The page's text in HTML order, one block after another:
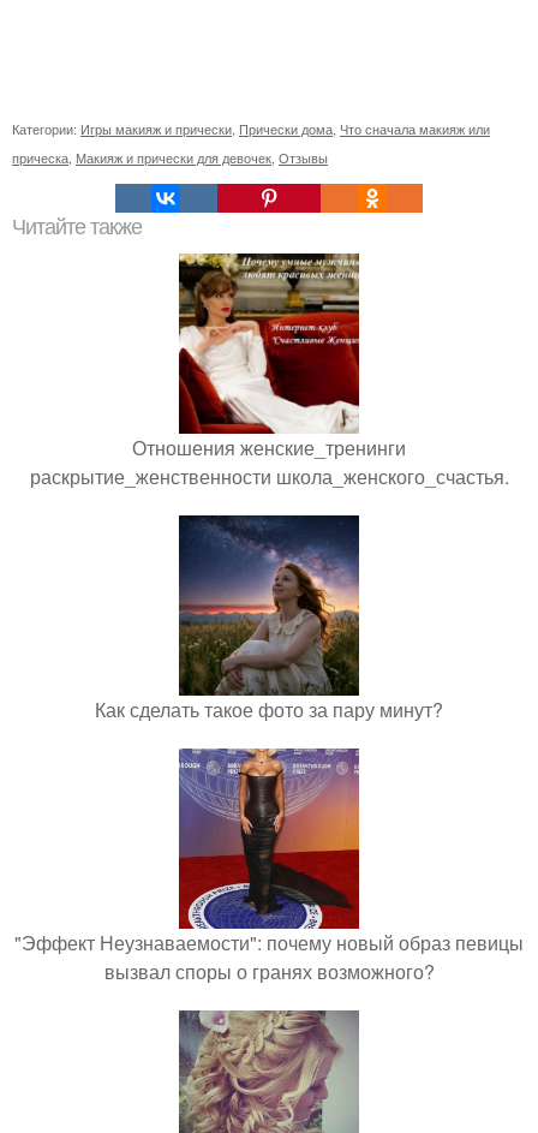
Категории: Игры макияж и прически Прически дома Что сначала макияж или
прическа Макияж и прически для девочек Отзывы
Читайте также
Отношения женские_тренинги
раскрытие_женственности школа_женского_счастья.
Как сделать такое фото за пару минут?
"Эффект Неузнаваемости": почему новый образ певицы
вызвал споры о гранях возможного?